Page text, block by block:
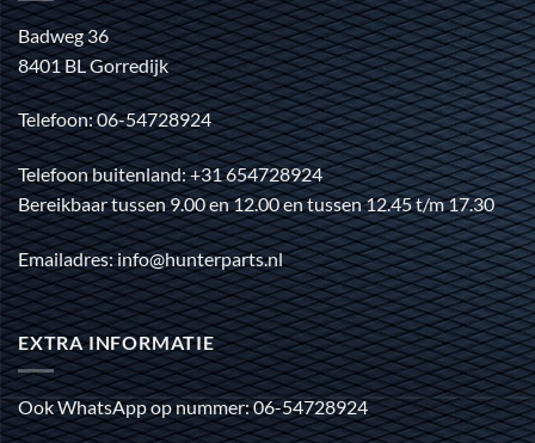
Badweg 36
8401 BL Gorredijk
Telefoon: 06-54728924
Telefoon buitenland: +31 654728924
Bereikbaar tussen 9.00 en 12.00 en tussen 12.45 t/m 17.30
Emailadres: info@hunterparts.nl
EXTRA INFORMATIE
Ook WhatsApp op nummer: 06-54728924